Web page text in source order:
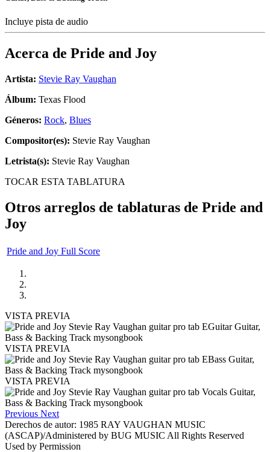
Incluye pista de audio
Acerca de Pride and Joy
Artista: Stevie Ray Vaughan
Álbum: Texas Flood
Géneros: Rock, Blues
Compositor(es): Stevie Ray Vaughan
Letrista(s): Stevie Ray Vaughan
TOCAR ESTA TABLATURA
Otros arreglos de tablaturas de Pride and
Joy
Pride and Joy Full Score
VISTA PREVIA
VISTA PREVIA
VISTA PREVIA
Previous Next
Derechos de autor: 1985 RAY VAUGHAN MUSIC
(ASCAP)/Administered by BUG MUSIC All Rights Reserved
Used by Permission